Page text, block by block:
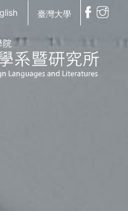
臺灣大學